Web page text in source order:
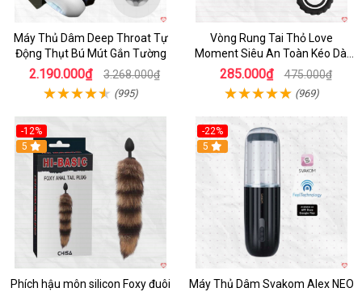
Máy Thủ Dâm Deep Throat Tự
Động Thụt Bú Mút Gắn Tường
2.190.000₫ 3.268.000₫
(995)
Vòng Rung Tai Thỏ Love
Moment Siêu An Toàn Kéo Dài
Thời Gian
285.000₫ 475.000₫
(969)
-12%
Hot
5
Phích hậu môn silicon Foxy đuôi
-22%
5
Máy Thủ Dâm Svakom Alex NEO